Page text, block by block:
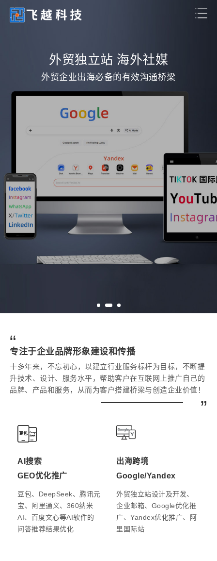
外贸独立站 海外社媒
外贸企业出海必备的有效沟通桥梁
“
专注于企业品牌形象建设和传播
十多年来，不忘初心，以建立行业服务标杆为目标，不断提
升技术、设计、服务水平，帮助客户在互联网上推广自己的
品牌、产品和服务，从而为客户搭建桥梁与创造企业价值！
”
AI搜索
GEO优化推广
豆包、DeepSeek、腾讯元
宝、阿里通义、360纳米
AI、百度文心等AI软件的
问答推荐结果优化
出海跨境
Google/Yandex
外贸独立站设计及开发、
企业邮箱、Google优化推
广、Yandex优化推广、阿
里国际站